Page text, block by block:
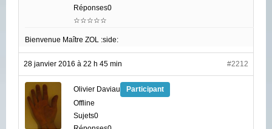
Réponses0
☆☆☆☆☆
Bienvenue Maître ZOL :side:
28 janvier 2016 à 22 h 45 min #2212
Olivier Daviau
Participant
Offline
Sujets0